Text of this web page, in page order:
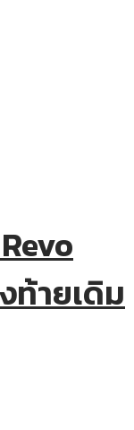
ท้ายเดิม